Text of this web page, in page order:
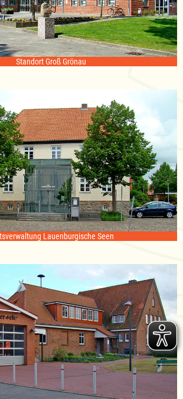
Standort Groß Grönau
Lauenburgische Seen